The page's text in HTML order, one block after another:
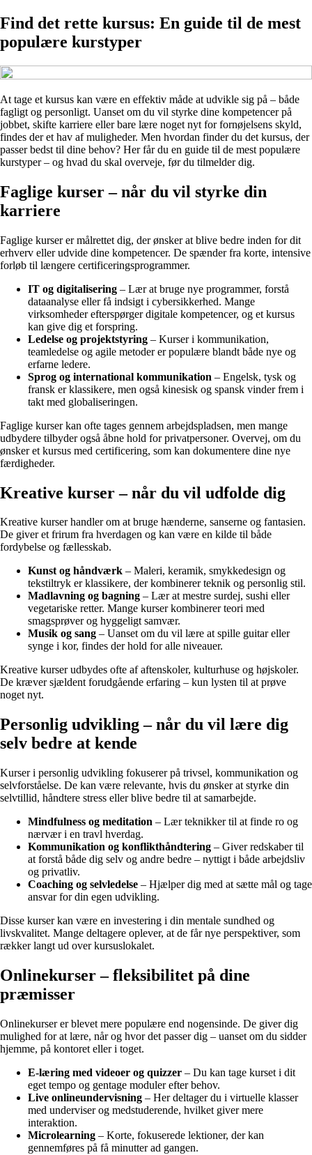
Find det rette kursus: En guide til de mest
populære kurstyper
At tage et kursus kan være en effektiv måde at udvikle sig på – både
fagligt og personligt. Uanset om du vil styrke dine kompetencer på
jobbet, skifte karriere eller bare lære noget nyt for fornøjelsens skyld,
findes der et hav af muligheder. Men hvordan finder du det kursus, der
passer bedst til dine behov? Her får du en guide til de mest populære
kurstyper – og hvad du skal overveje, før du tilmelder dig.
Faglige kurser – når du vil styrke din
karriere
Faglige kurser er målrettet dig, der ønsker at blive bedre inden for dit
erhverv eller udvide dine kompetencer. De spænder fra korte, intensive
forløb til længere certificeringsprogrammer.
IT og digitalisering – Lær at bruge nye programmer, forstå
dataanalyse eller få indsigt i cybersikkerhed. Mange
virksomheder efterspørger digitale kompetencer, og et kursus
kan give dig et forspring.
Ledelse og projektstyring – Kurser i kommunikation,
teamledelse og agile metoder er populære blandt både nye og
erfarne ledere.
Sprog og international kommunikation – Engelsk, tysk og
fransk er klassikere, men også kinesisk og spansk vinder frem i
takt med globaliseringen.
Faglige kurser kan ofte tages gennem arbejdspladsen, men mange
udbydere tilbyder også åbne hold for privatpersoner. Overvej, om du
ønsker et kursus med certificering, som kan dokumentere dine nye
færdigheder.
Kreative kurser – når du vil udfolde dig
Kreative kurser handler om at bruge hænderne, sanserne og fantasien.
De giver et frirum fra hverdagen og kan være en kilde til både
fordybelse og fællesskab.
Kunst og håndværk – Maleri, keramik, smykkedesign og
tekstiltryk er klassikere, der kombinerer teknik og personlig stil.
Madlavning og bagning – Lær at mestre surdej, sushi eller
vegetariske retter. Mange kurser kombinerer teori med
smagsprøver og hyggeligt samvær.
Musik og sang – Uanset om du vil lære at spille guitar eller
synge i kor, findes der hold for alle niveauer.
Kreative kurser udbydes ofte af aftenskoler, kulturhuse og højskoler.
De kræver sjældent forudgående erfaring – kun lysten til at prøve
noget nyt.
Personlig udvikling – når du vil lære dig
selv bedre at kende
Kurser i personlig udvikling fokuserer på trivsel, kommunikation og
selvforståelse. De kan være relevante, hvis du ønsker at styrke din
selvtillid, håndtere stress eller blive bedre til at samarbejde.
Mindfulness og meditation – Lær teknikker til at finde ro og
nærvær i en travl hverdag.
Kommunikation og konflikthåndtering – Giver redskaber til
at forstå både dig selv og andre bedre – nyttigt i både arbejdsliv
og privatliv.
Coaching og selvledelse – Hjælper dig med at sætte mål og tage
ansvar for din egen udvikling.
Disse kurser kan være en investering i din mentale sundhed og
livskvalitet. Mange deltagere oplever, at de får nye perspektiver, som
rækker langt ud over kursuslokalet.
Onlinekurser – fleksibilitet på dine
præmisser
Onlinekurser er blevet mere populære end nogensinde. De giver dig
mulighed for at lære, når og hvor det passer dig – uanset om du sidder
hjemme, på kontoret eller i toget.
E-læring med videoer og quizzer – Du kan tage kurset i dit
eget tempo og gentage moduler efter behov.
Live onlineundervisning – Her deltager du i virtuelle klasser
med underviser og medstuderende, hvilket giver mere
interaktion.
Microlearning – Korte, fokuserede lektioner, der kan
gennemføres på få minutter ad gangen.